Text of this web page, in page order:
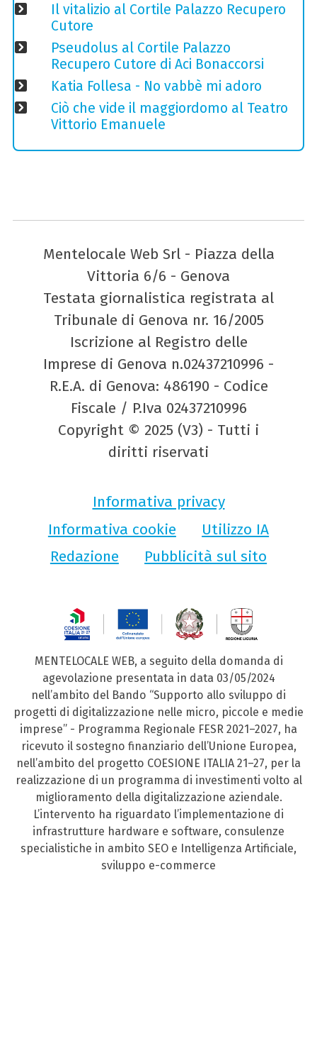
Il vitalizio al Cortile Palazzo Recupero
Cutore
Pseudolus al Cortile Palazzo
Recupero Cutore di Aci Bonaccorsi
Katia Follesa - No vabbè mi adoro
Ciò che vide il maggiordomo al Teatro
Vittorio Emanuele
Mentelocale Web Srl - Piazza della
Vittoria 6/6 - Genova
Testata giornalistica registrata al
Tribunale di Genova nr. 16/2005
Iscrizione al Registro delle
Imprese di Genova n.02437210996 -
R.E.A. di Genova: 486190 - Codice
Fiscale / P.Iva 02437210996
Copyright © 2025 (V3) - Tutti i
diritti riservati
Informativa privacy
Informativa cookie
Utilizzo IA
Redazione
Pubblicità sul sito
MENTELOCALE WEB, a seguito della domanda di
agevolazione presentata in data 03/05/2024
nell’ambito del Bando “Supporto allo sviluppo di
progetti di digitalizzazione nelle micro, piccole e medie
imprese” - Programma Regionale FESR 2021–2027, ha
ricevuto il sostegno finanziario dell’Unione Europea,
nell’ambito del progetto COESIONE ITALIA 21–27, per la
realizzazione di un programma di investimenti volto al
miglioramento della digitalizzazione aziendale.
L’intervento ha riguardato l’implementazione di
infrastrutture hardware e software, consulenze
specialistiche in ambito SEO e Intelligenza Artificiale,
sviluppo e-commerce